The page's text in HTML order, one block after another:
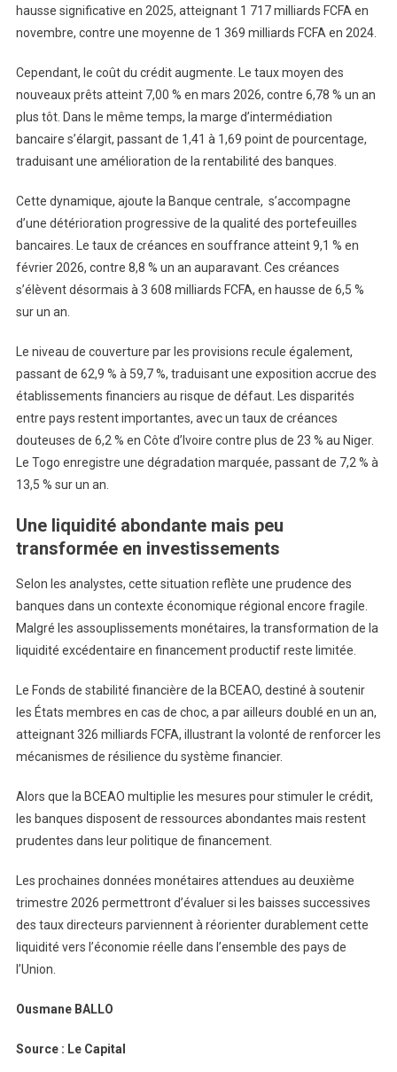
hausse significative en 2025, atteignant 1 717 milliards FCFA en
novembre, contre une moyenne de 1 369 milliards FCFA en 2024.
Cependant, le coût du crédit augmente. Le taux moyen des
nouveaux prêts atteint 7,00 % en mars 2026, contre 6,78 % un an
plus tôt. Dans le même temps, la marge d’intermédiation
bancaire s’élargit, passant de 1,41 à 1,69 point de pourcentage,
traduisant une amélioration de la rentabilité des banques.
Cette dynamique, ajoute la Banque centrale, s’accompagne
d’une détérioration progressive de la qualité des portefeuilles
bancaires. Le taux de créances en souffrance atteint 9,1 % en
février 2026, contre 8,8 % un an auparavant. Ces créances
s’élèvent désormais à 3 608 milliards FCFA, en hausse de 6,5 %
sur un an.
Le niveau de couverture par les provisions recule également,
passant de 62,9 % à 59,7 %, traduisant une exposition accrue des
établissements financiers au risque de défaut. Les disparités
entre pays restent importantes, avec un taux de créances
douteuses de 6,2 % en Côte d’Ivoire contre plus de 23 % au Niger.
Le Togo enregistre une dégradation marquée, passant de 7,2 % à
13,5 % sur un an.
Une liquidité abondante mais peu
transformée en investissements
Selon les analystes, cette situation reflète une prudence des
banques dans un contexte économique régional encore fragile.
Malgré les assouplissements monétaires, la transformation de la
liquidité excédentaire en financement productif reste limitée.
Le Fonds de stabilité financière de la BCEAO, destiné à soutenir
les États membres en cas de choc, a par ailleurs doublé en un an,
atteignant 326 milliards FCFA, illustrant la volonté de renforcer les
mécanismes de résilience du système financier.
Alors que la BCEAO multiplie les mesures pour stimuler le crédit,
les banques disposent de ressources abondantes mais restent
prudentes dans leur politique de financement.
Les prochaines données monétaires attendues au deuxième
trimestre 2026 permettront d’évaluer si les baisses successives
des taux directeurs parviennent à réorienter durablement cette
liquidité vers l’économie réelle dans l’ensemble des pays de
l’Union.
Ousmane BALLO
Source : Le Capital